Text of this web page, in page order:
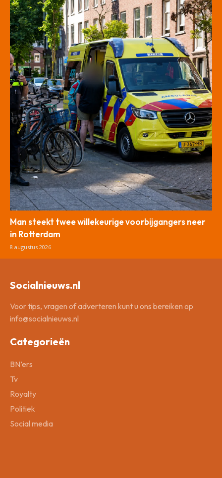
Man steekt twee willekeurige voorbijgangers neer
in Rotterdam
8 augustus 2026
Socialnieuws.nl
Voor tips, vragen of adverteren kunt u ons bereiken op
info@socialnieuws.nl
Categorieën
BN’ers
Tv
Royalty
Politiek
Social media